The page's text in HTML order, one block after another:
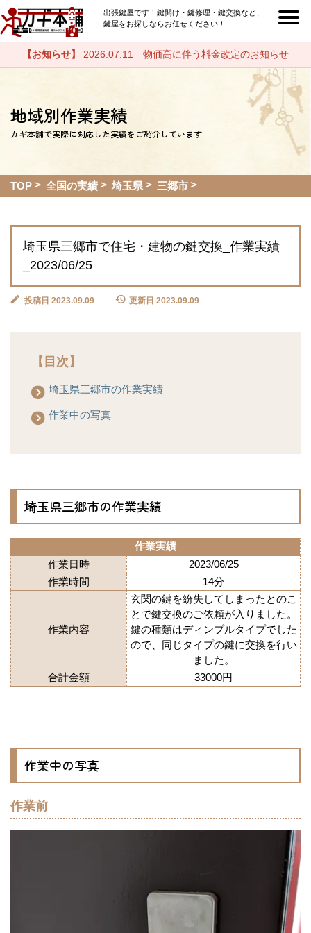
出張鍵屋です！鍵開け・鍵修理・鍵交換など、
鍵屋をお探しならお任せください！
【お知らせ】 2026.07.11 物価高に伴う料金改定のお知らせ
地域別作業実績
カギ本舗で実際に対応した実績をご紹介しています
TOP 全国の実績 埼玉県 三郷市
埼玉県三郷市で住宅・建物の鍵交換_作業実績
_2023/06/25
投稿日 2023.09.09 更新日 2023.09.09
【目次】
埼玉県三郷市の作業実績
作業中の写真
埼玉県三郷市の作業実績
作業実績
作業日時
2023/06/25
作業時間
14分
作業内容
玄関の鍵を紛失してしまったとのこ
とで鍵交換のご依頼が入りました。
鍵の種類はディンプルタイプでした
ので、同じタイプの鍵に交換を行い
ました。
合計金額
33000円
作業中の写真
作業前